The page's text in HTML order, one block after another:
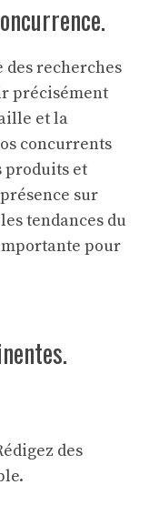
des recherches
précisément
et la
concurrents
produits et
sur
tendances du
pour
des